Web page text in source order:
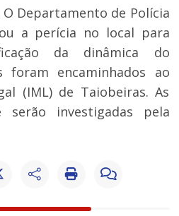
Departamento de Polícia
a perícia no local para
da dinâmica do
foram encaminhados ao
(IML) de Taiobeiras. As
serão investigadas pela